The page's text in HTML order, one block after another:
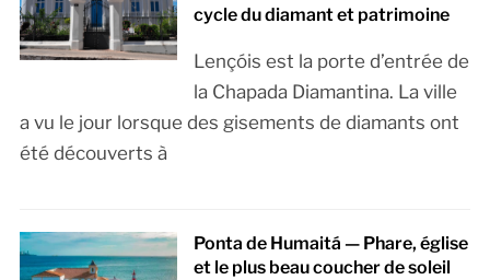
cycle du diamant et patrimoine
Lençóis est la porte d’entrée de
la Chapada Diamantina. La ville
a vu le jour lorsque des gisements de diamants ont
été découverts à
Ponta de Humaitá — Phare, église
et le plus beau coucher de soleil